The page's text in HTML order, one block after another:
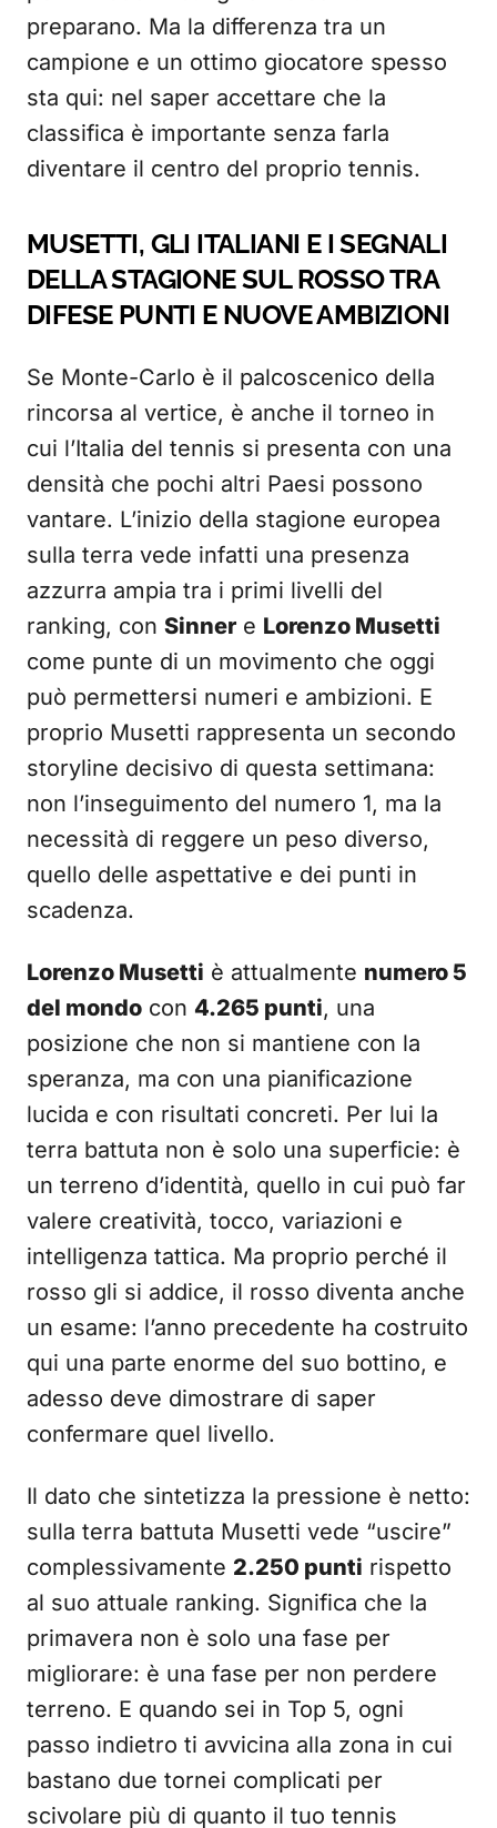
preparano. Ma la differenza tra un
campione e un ottimo giocatore spesso
sta qui: nel saper accettare che la
classifica è importante senza farla
diventare il centro del proprio tennis.
MUSETTI, GLI ITALIANI E I SEGNALI
DELLA STAGIONE SUL ROSSO TRA
DIFESE PUNTI E NUOVE AMBIZIONI
Se Monte-Carlo è il palcoscenico della
rincorsa al vertice, è anche il torneo in
cui l’Italia del tennis si presenta con una
densità che pochi altri Paesi possono
vantare. L’inizio della stagione europea
sulla terra vede infatti una presenza
azzurra ampia tra i primi livelli del
ranking, con Sinner e Lorenzo Musetti
come punte di un movimento che oggi
può permettersi numeri e ambizioni. E
proprio Musetti rappresenta un secondo
storyline decisivo di questa settimana:
non l’inseguimento del numero 1, ma la
necessità di reggere un peso diverso,
quello delle aspettative e dei punti in
scadenza.
Lorenzo Musetti è attualmente numero 5
del mondo con 4.265 punti, una
posizione che non si mantiene con la
speranza, ma con una pianificazione
lucida e con risultati concreti. Per lui la
terra battuta non è solo una superficie: è
un terreno d’identità, quello in cui può far
valere creatività, tocco, variazioni e
intelligenza tattica. Ma proprio perché il
rosso gli si addice, il rosso diventa anche
un esame: l’anno precedente ha costruito
qui una parte enorme del suo bottino, e
adesso deve dimostrare di saper
confermare quel livello.
Il dato che sintetizza la pressione è netto:
sulla terra battuta Musetti vede “uscire”
complessivamente 2.250 punti rispetto
al suo attuale ranking. Significa che la
primavera non è solo una fase per
migliorare: è una fase per non perdere
terreno. E quando sei in Top 5, ogni
passo indietro ti avvicina alla zona in cui
bastano due tornei complicati per
scivolare più di quanto il tuo tennis